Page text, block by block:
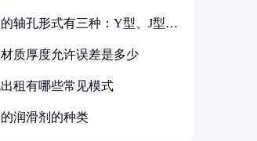
轴孔形式有三种：Y型、J型、
质厚度允许误差是多少
租有哪些常见模式
润滑剂的种类